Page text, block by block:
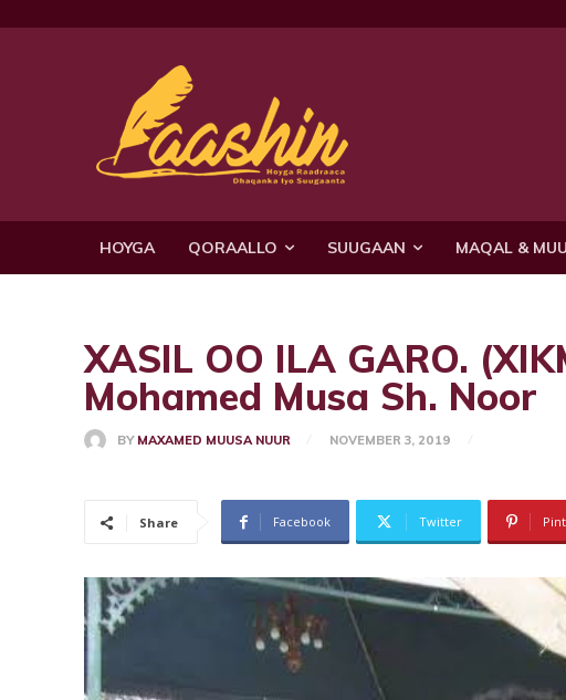
HOYGA QORAALLO SUUGAAN MAQAL &
XASIL OO ILA GARO.
Mohamed Musa Sh. Noor
BY MAXAMED MUUSA NUUR NOVEMBER 3, 2019
Share Facebook Twitter